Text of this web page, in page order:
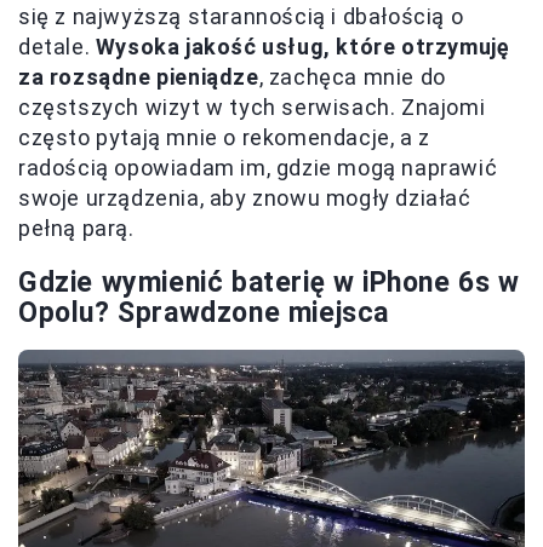
się z najwyższą starannością i dbałością o
detale. Wysoka jakość usług, które otrzymuję
za rozsądne pieniądze, zachęca mnie do
częstszych wizyt w tych serwisach. Znajomi
często pytają mnie o rekomendacje, a z
radością opowiadam im, gdzie mogą naprawić
swoje urządzenia, aby znowu mogły działać
pełną parą.
Gdzie wymienić baterię w iPhone 6s w
Opolu? Sprawdzone miejsca